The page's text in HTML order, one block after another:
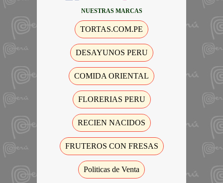
NUESTRAS MARCAS
TORTAS.COM.PE
DESAYUNOS PERU
COMIDA ORIENTAL
FLORERIAS PERU
RECIEN NACIDOS
FRUTEROS CON FRESAS
Politicas de Venta